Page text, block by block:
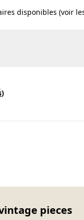
disponibles (voir
)
pieces